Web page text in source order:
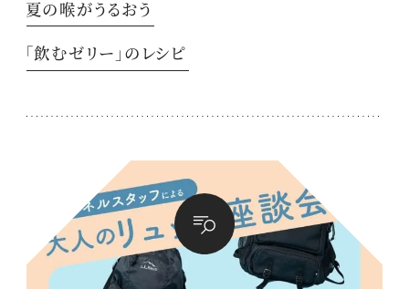
夏の喉がうるおう
「飲むゼリー」のレシピ